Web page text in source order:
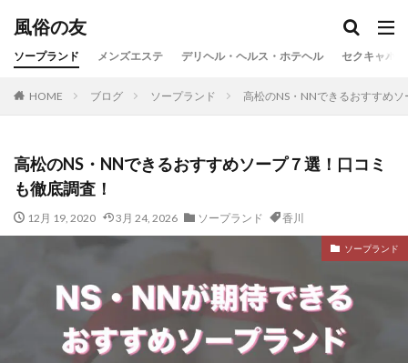
風俗の友
ソープランド メンズエステ デリヘル・ヘルス・ホテヘル セクキャバ
HOME ブログ ソープランド 高松のNS・NNできるおすすめ
高松のNS・NNできるおすすめソープ７選！口コミ
も徹底調査！
12月 19, 2020 3月 24, 2026 ソープランド 香川
ソープランド